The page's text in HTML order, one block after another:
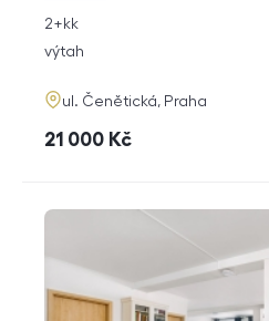
rozměry
dispozice
2+kk
funkce
výtah
adresa
ul. Čenětická, Praha
cena
21 000 Kč